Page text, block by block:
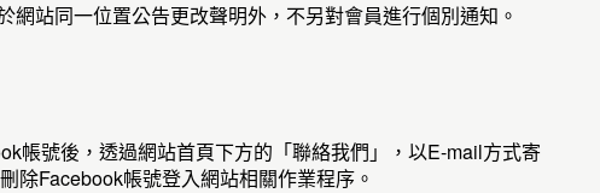
網站同一位置公告更改聲明外，不另對會員進行個別通知。
帳號後，透過網站首頁下方的「聯絡我們」，以E-mail方式寄
除Facebook帳號登入網站相關作業程序。